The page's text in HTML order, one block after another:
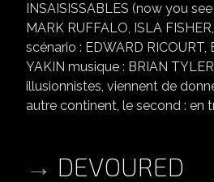
INSAISISSABLES (now you
MARK RUFFALO, ISLA
scénario : EDWARD
YAKIN musique : BRIAN
illusionnistes, viennent de
autre continent, le second : en
DEVOURED